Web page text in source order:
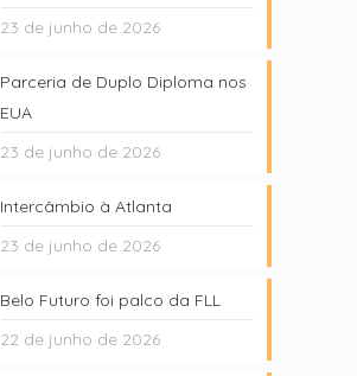
23 de junho de 2026
Parceria de Duplo Diploma nos
EUA
23 de junho de 2026
Intercâmbio à Atlanta
23 de junho de 2026
Belo Futuro foi palco da FLL
22 de junho de 2026